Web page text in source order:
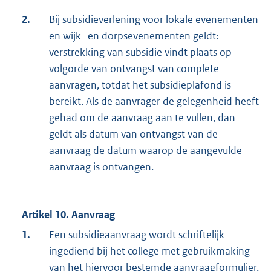
2.
Bij subsidieverlening voor lokale evenementen
en wijk- en dorpsevenementen geldt:
verstrekking van subsidie vindt plaats op
volgorde van ontvangst van complete
aanvragen, totdat het subsidieplafond is
bereikt. Als de aanvrager de gelegenheid heeft
gehad om de aanvraag aan te vullen, dan
geldt als datum van ontvangst van de
aanvraag de datum waarop de aangevulde
aanvraag is ontvangen.
Artikel 10. Aanvraag
1.
Een subsidieaanvraag wordt schriftelijk
ingediend bij het college met gebruikmaking
van het hiervoor bestemde aanvraagformulier.